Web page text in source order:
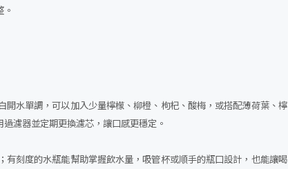
水單調，可以加入少量檸檬、柳橙、枸杞、酸梅，或搭配薄荷葉、檸
濾器並定期更換濾芯，讓口感更穩定。
刻度的水瓶能幫助掌握飲水量，吸管杯或順手的瓶口設計，也能讓喝